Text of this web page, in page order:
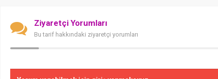
Ziyaretçi Yorumları
Bu tarif hakkındaki ziyaretçi yorumları